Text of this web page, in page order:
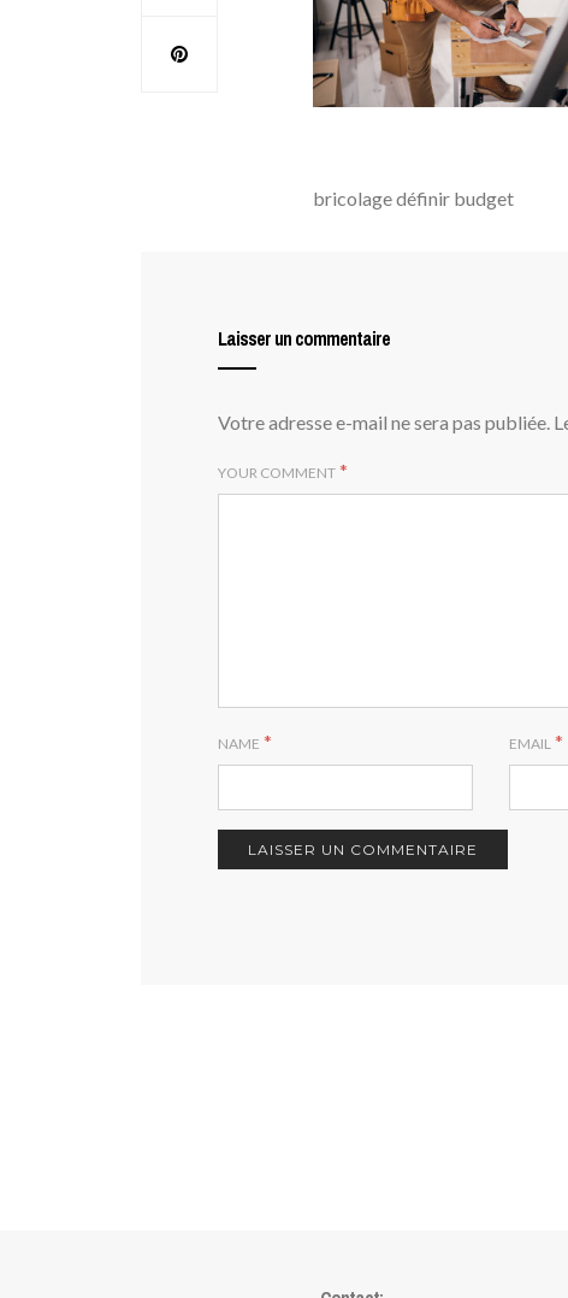
bricolage définir budget
Laisser un commentaire
Votre adresse e-mail ne sera pas publiée.
YOUR COMMENT *
NAME * EMAIL *